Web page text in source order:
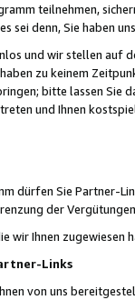
teilnehmen,
sei denn, Sie haben
und wir stellen auf
zu keinem
bitte lassen Sie
und Ihnen
dürfen Sie Partner-
der
wir Ihnen zugewiesen
Links
von uns